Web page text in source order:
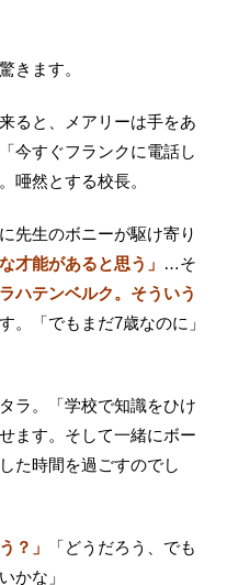
きます。
ると、メアリーは手をあ
今すぐフランクに電話し
唖然とする校長。
先生のボニーが駆け寄り
才能があると思う」 …そ
ラハテンベルク。そういう
。「でもまだ7歳なのに」
ラ。「学校で知識をひけ
ます。そして一緒にボー
た時間を過ごすのでし
？」
「どうだろう、でも
かな」